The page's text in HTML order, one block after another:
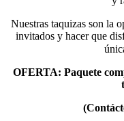
Nuestras taquizas son la
invitados y hacer que
OFERTA: Paquete